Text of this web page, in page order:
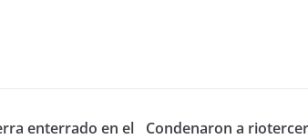
enterrado en el
Condenaron a